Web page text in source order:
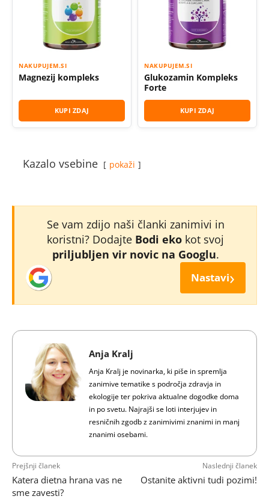
NAKUPUJEM.SI
Magnezij kompleks
KUPI ZDAJ
NAKUPUJEM.SI
Glukozamin Kompleks
Forte
KUPI ZDAJ
Kazalo vsebine pokaži
Se vam zdijo naši članki zanimivi in
koristni? Dodajte Bodi eko kot svoj
priljubljen vir novic na Googlu.
Nastavi›
Anja Kralj
Anja Kralj je novinarka, ki piše in spremlja
zanimive tematike s področja zdravja in
ekologije ter pokriva aktualne dogodke doma
in po svetu. Najrajši se loti interjujev in
resničnih zgodb z zanimivimi znanimi in manj
znanimi osebami.
Prejšnji članek
Katera dietna hrana vas ne
sme zavesti?
Naslednji članek
Ostanite aktivni tudi pozimi!